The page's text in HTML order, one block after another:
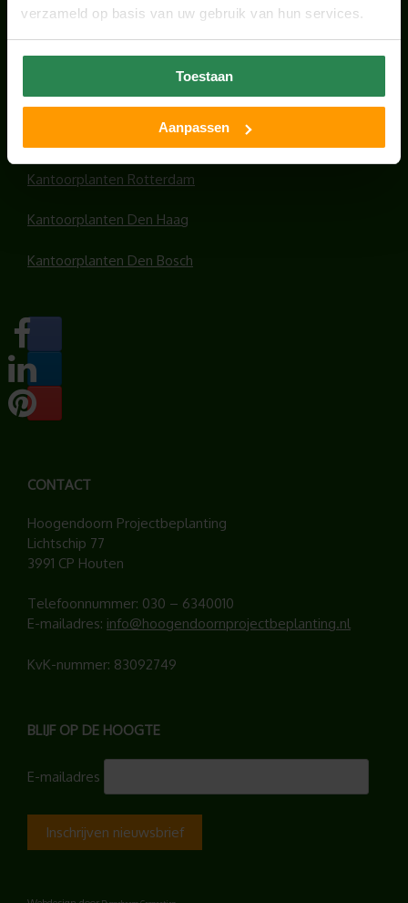
verzameld op basis van uw gebruik van hun services.
Toestaan
Aanpassen
Office plants
Kantoorplanten Utrecht
Kantoorplanten Amsterdam
Kantoorplanten Amersfoort
Kantoorplanten Rotterdam
Kantoorplanten Den Haag
Kantoorplanten Den Bosch
CONTACT
Hoogendoorn Projectbeplanting
Lichtschip 77
3991 CP Houten
Telefoonnummer: 030 – 6340010
E-mailadres: info@hoogendoornprojectbeplanting.nl
KvK-nummer: 83092749
BLIJF OP DE HOOGTE
E-mailadres